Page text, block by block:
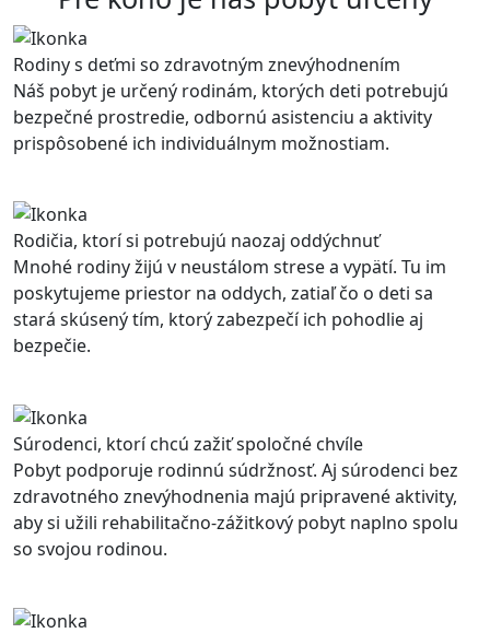
Rodiny s deťmi so zdravotným znevýhodnením
Náš pobyt je určený rodinám, ktorých deti potrebujú
bezpečné prostredie, odbornú asistenciu a aktivity
prispôsobené ich individuálnym možnostiam.
Rodičia, ktorí si potrebujú naozaj oddýchnuť
Mnohé rodiny žijú v neustálom strese a vypätí. Tu im
poskytujeme priestor na oddych, zatiaľ čo o deti sa
stará skúsený tím, ktorý zabezpečí ich pohodlie aj
bezpečie.
Súrodenci, ktorí chcú zažiť spoločné chvíle
Pobyt podporuje rodinnú súdržnosť. Aj súrodenci bez
zdravotného znevýhodnenia majú pripravené aktivity,
aby si užili rehabilitačno-zážitkový pobyt naplno spolu
so svojou rodinou.